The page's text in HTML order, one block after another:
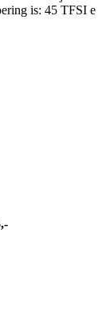
is: 45 TFSI e